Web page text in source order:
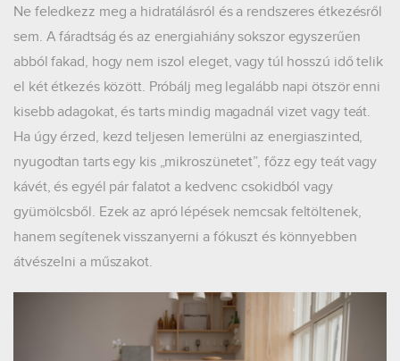
Ne feledkezz meg a hidratálásról és a rendszeres étkezésről
sem. A fáradtság és az energiahiány sokszor egyszerűen
abból fakad, hogy nem iszol eleget, vagy túl hosszú idő telik
el két étkezés között. Próbálj meg legalább napi ötször enni
kisebb adagokat, és tarts mindig magadnál vizet vagy teát.
Ha úgy érzed, kezd teljesen lemerülni az energiaszinted,
nyugodtan tarts egy kis „mikroszünetet”, főzz egy teát vagy
kávét, és egyél pár falatot a kedvenc csokidból vagy
gyümölcsből. Ezek az apró lépések nemcsak feltöltenek,
hanem segítenek visszanyerni a fókuszt és könnyebben
átvészelni a műszakot.